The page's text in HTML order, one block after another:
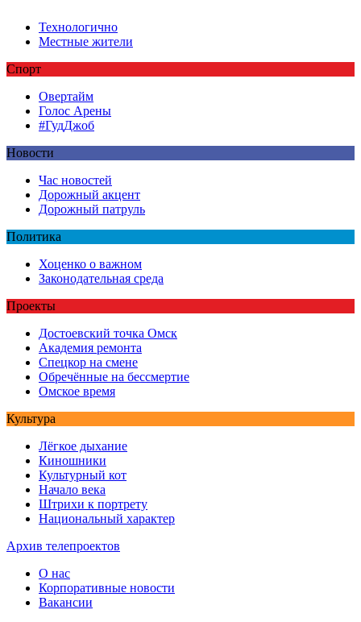
Технологично
Местные жители
Спорт
Овертайм
Голос Арены
#ГудДжоб
Новости
Час новостей
Дорожный акцент
Дорожный патруль
Политика
Хоценко о важном
Законодательная среда
Проекты
Достоевский точка Омск
Академия ремонта
Спецкор на смене
Обречённые на бессмертие
Омское время
Культура
Лёгкое дыхание
Киношники
Культурный кот
Начало века
Штрихи к портрету
Национальный характер
Архив телепроектов
О нас
Корпоративные новости
Вакансии